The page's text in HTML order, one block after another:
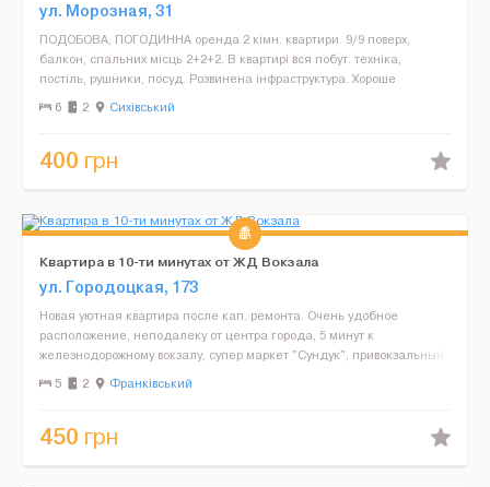
ул. Морозная, 31
ПОДОБОВА, ПОГОДИННА оренда 2 кімн. квартири. 9/9 поверх,
балкон, спальних місць 2+2+2. В квартирі вся побут. техніка,
постіль, рушники, посуд. Розвинена інфраструктура. Хороше
транспортне сполучення. Дуже розвинута інфраструктура,...
6 2 Сихівський
400 грн
Квартира в 10-ти минутах от ЖД Вокзала
ул. Городоцкая, 173
Новая уютная квартира после кап. ремонта. Очень удобное
расположение, неподалеку от центра города, 5 минут к
железнодорожному вокзалу, супер маркет "Сундук", привокзальный
рынок. Есть платная и бесплатная парковки. В квартире есть...
5 2 Франківський
450 грн